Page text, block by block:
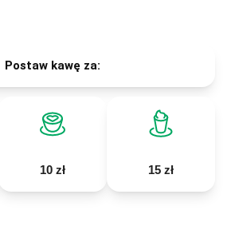
Postaw kawę za:
10 zł 15 zł